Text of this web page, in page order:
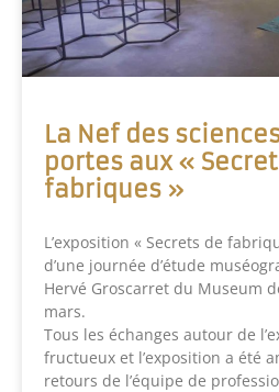
La Nef des
portes aux «
fabriques »
L’exposition « Secrets de
d’une journée d’étude
Hervé Groscarret du Museum
mars.
Tous les échanges autour de
fructueux et l’exposition a été
retours de l’équipe de